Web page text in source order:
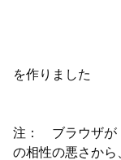
を作りました
注： ブラウザが
の相性の悪さから